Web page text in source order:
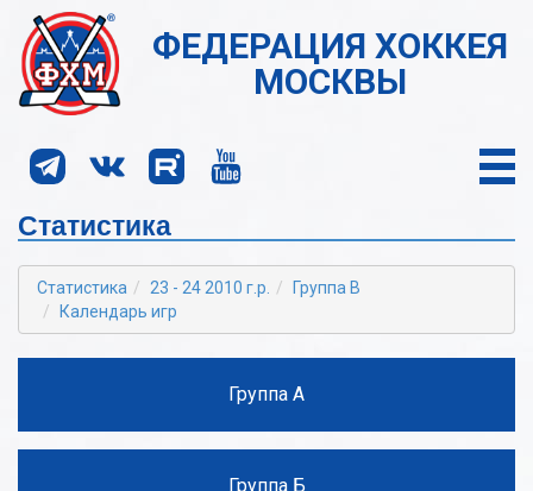
ФЕДЕРАЦИЯ ХОККЕЯ
МОСКВЫ
Статистика
Статистика 23 - 24 2010 г.р.
Группа В
Календарь игр
Группа А
Группа Б